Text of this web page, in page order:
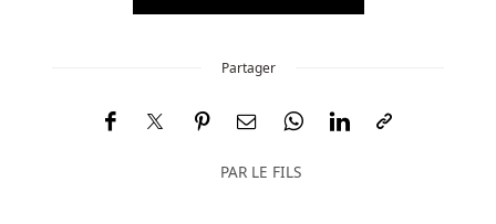
Partager
PAR LE FILS